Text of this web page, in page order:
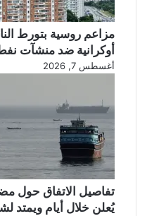
مزاعم روسية بتورط
أوكرانية ضد منشآت
أغسطس 7, 2026
تفاصيل الاتفاق حول
يُعلن خلال أيام ويمتد